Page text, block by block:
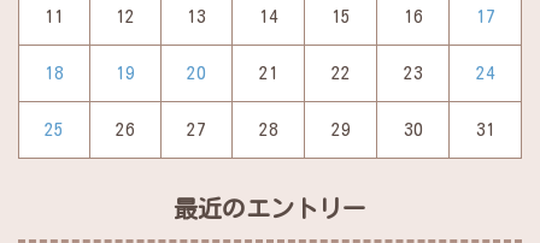
11 12 13 14 15 16 17
18 19 20 21 22 23 24
25 26 27 28 29 30 31
最近のエントリー